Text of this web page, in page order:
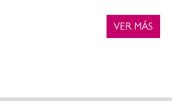
VER MÁS